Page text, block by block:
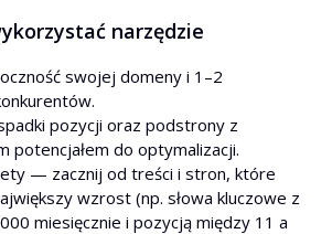
narzędzie
swojej domeny i 1–2
pozycji oraz podstrony z
potencjałem do optymalizacji.
— zacznij od treści i stron, które
wzrost (np. słowa kluczowe z
miesięcznie i pozycją między 11 a